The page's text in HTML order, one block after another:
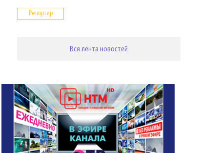
Репортер
Вся лента новостей